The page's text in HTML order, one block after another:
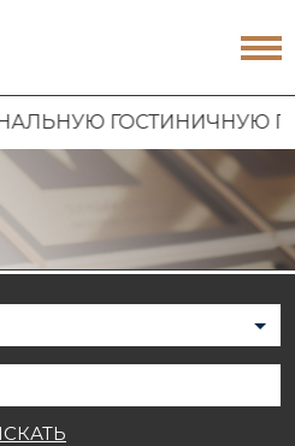
ГОСТИНИЧНУЮ